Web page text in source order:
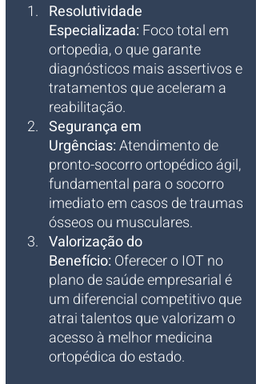
Resolutividade
Especializada: Foco total em
ortopedia, o que garante
diagnósticos mais assertivos e
tratamentos que aceleram a
reabilitação.
Segurança em
Urgências: Atendimento de
pronto-socorro ortopédico ágil,
fundamental para o socorro
imediato em casos de traumas
ósseos ou musculares.
Valorização do
Benefício: Oferecer o IOT no
plano de saúde empresarial é
um diferencial competitivo que
atrai talentos que valorizam o
acesso à melhor medicina
ortopédica do estado.